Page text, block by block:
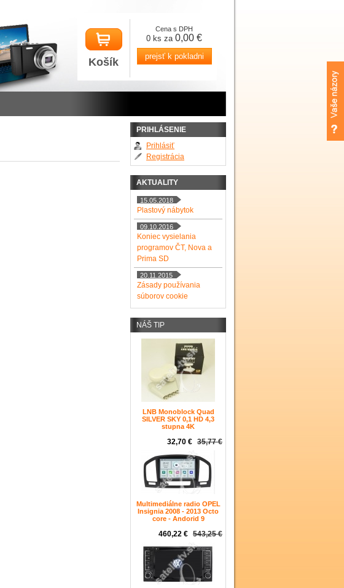
PRIHLÁSENIE
Prihlásiť
Registrácia
AKTUALITY
15.05.2018
Plastový nábytok
09.10.2016
Koniec vysielania
programov ČT, Nova a
Prima SD
20.11.2015
Zásady používania
súborov cookie
NÁŠ TIP
LNB Monoblock Quad
SILVER SKY 0,1 HD 4,3
stupna 4K
32,70 € 35,77 €
Multimediálne radio OPEL
Insignia 2008 - 2013 Octo
core - Andorid 9
460,22 € 543,25 €
Košík
Cena s DPH
0 ks za 0,00 €
prejsť k pokladni